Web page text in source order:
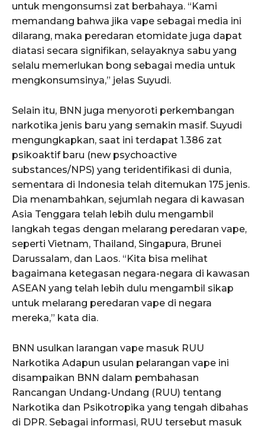
untuk mengonsumsi zat berbahaya. “Kami
memandang bahwa jika vape sebagai media ini
dilarang, maka peredaran etomidate juga dapat
diatasi secara signifikan, selayaknya sabu yang
selalu memerlukan bong sebagai media untuk
mengkonsumsinya,” jelas Suyudi.
Selain itu, BNN juga menyoroti perkembangan
narkotika jenis baru yang semakin masif. Suyudi
mengungkapkan, saat ini terdapat 1.386 zat
psikoaktif baru (new psychoactive
substances/NPS) yang teridentifikasi di dunia,
sementara di Indonesia telah ditemukan 175 jenis.
Dia menambahkan, sejumlah negara di kawasan
Asia Tenggara telah lebih dulu mengambil
langkah tegas dengan melarang peredaran vape,
seperti Vietnam, Thailand, Singapura, Brunei
Darussalam, dan Laos. “Kita bisa melihat
bagaimana ketegasan negara-negara di kawasan
ASEAN yang telah lebih dulu mengambil sikap
untuk melarang peredaran vape di negara
mereka,” kata dia.
BNN usulkan larangan vape masuk RUU
Narkotika Adapun usulan pelarangan vape ini
disampaikan BNN dalam pembahasan
Rancangan Undang-Undang (RUU) tentang
Narkotika dan Psikotropika yang tengah dibahas
di DPR. Sebagai informasi, RUU tersebut masuk